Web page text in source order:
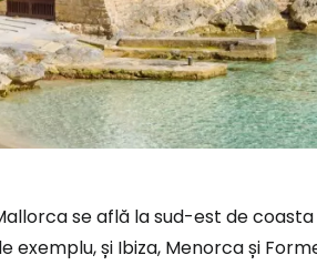
se află la sud-est de
exemplu, și Ibiza, Menorca și